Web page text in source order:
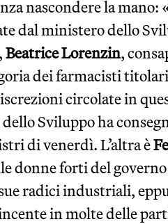
nascondere la mano:
dal ministero dello
Beatrice Lorenzin,
dei farmacisti
circolate in
Sviluppo ha
di venerdì. L’altra è
donne forti del
radici industriali,
in molte delle